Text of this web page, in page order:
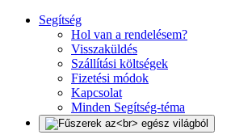
Segítség
Hol van a rendelésem?
Visszaküldés
Szállítási költségek
Fizetési módok
Kapcsolat
Minden Segítség-téma